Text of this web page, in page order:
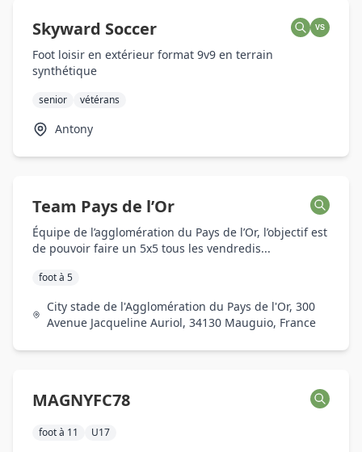
Skyward Soccer VS
Foot loisir en extérieur format 9v9 en terrain
synthétique
senior vétérans
Antony
Team Pays de l’Or
Équipe de l’agglomération du Pays de l’Or, l’objectif est
de pouvoir faire un 5x5 tous les vendredis...
foot à 5
City stade de l'Agglomération du Pays de l'Or, 300
Avenue Jacqueline Auriol, 34130 Mauguio, France
MAGNYFC78
foot à 11 U17